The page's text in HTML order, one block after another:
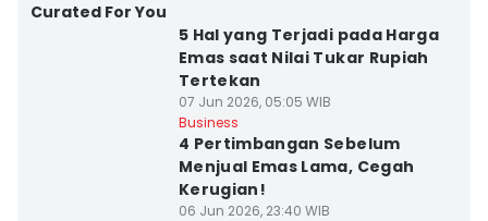
Curated For You
5 Hal yang Terjadi pada Harga
Emas saat Nilai Tukar Rupiah
Tertekan
07 Jun 2026, 05:05 WIB
Business
4 Pertimbangan Sebelum
Menjual Emas Lama, Cegah
Kerugian!
06 Jun 2026, 23:40 WIB